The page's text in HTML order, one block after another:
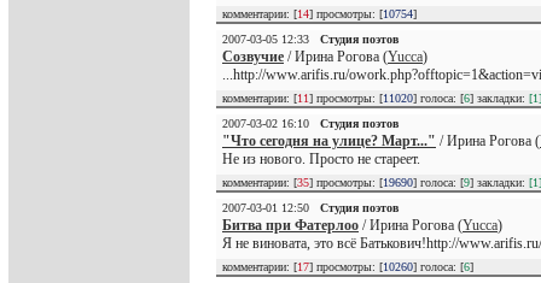
комментарии: [14] просмотры: [10754]
2007-03-05 12:33
Студия поэтов
Созвучие / Ирина Рогова (Yucca)
...http://www.arifis.ru/
комментарии: [11] просмотры: [11020] голоса: [6] закладки: [1]
2007-03-02 16:10
Студия поэтов
"Что сегодня на улице? Март..." / Ирина Рогова (
Не из нового. Просто не стареет.
комментарии: [35] просмотры: [19690] голоса: [9] закладки: [1]
2007-03-01 12:50
Студия поэтов
Битва при Фатерлоо / Ирина Рогова (Yucca)
Я не виновата, это всё Батькович!http://
комментарии: [17] просмотры: [10260] голоса: [6]